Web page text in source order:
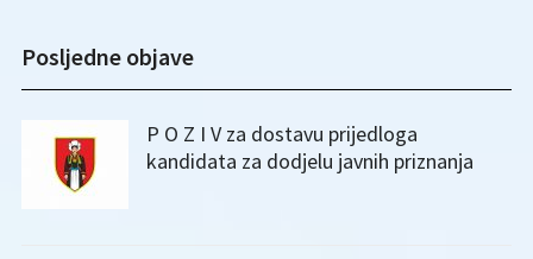
Posljedne objave
P O Z I V za dostavu prijedloga
kandidata za dodjelu javnih priznanja